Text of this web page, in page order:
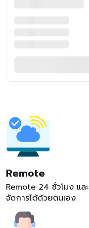
Remote
Remote 24 ชั่วโมง และ
จัดการได้ด้วยตนเอง